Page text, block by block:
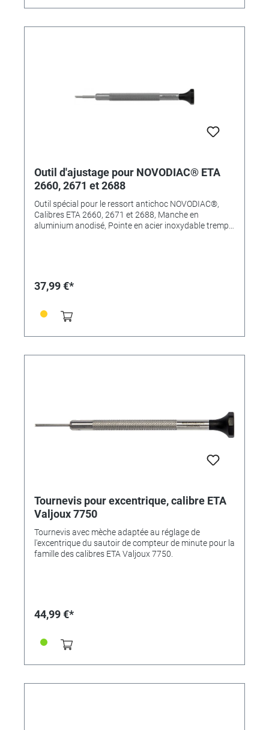
• Lochstein einpressen
Outil d'ajustage pour NOVODIAC® ETA
2660, 2671 et 2688
Outil spécial pour le ressort antichoc NOVODIAC®,
Calibres ETA 2660, 2671 et 2688, Manche en
aluminium anodisé, Pointe en acier inoxydable trempé
37,99 €*
Tournevis pour excentrique, calibre ETA
Valjoux 7750
Tournevis avec mèche adaptée au réglage de
l'excentrique du sautoir de compteur de minute pour la
famille des calibres ETA Valjoux 7750.
44,99 €*